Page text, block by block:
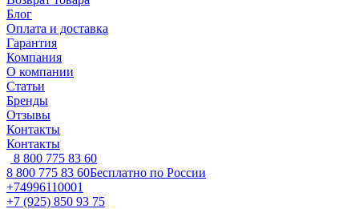
Блог
Оплата и доставка
Гарантия
Компания
О компании
Статьи
Бренды
Отзывы
Контакты
Контакты
8 800 775 83 60
8 800 775 83 60Бесплатно по России
+74996110001
+7 (925) 850 93 75